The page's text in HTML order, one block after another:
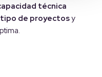
técnica
de proyectosy